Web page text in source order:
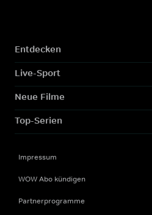
Entdecken
Live-Sport
Neue Filme
Top-Serien
Impressum
WOW Abo kündigen
Partnerprogramme